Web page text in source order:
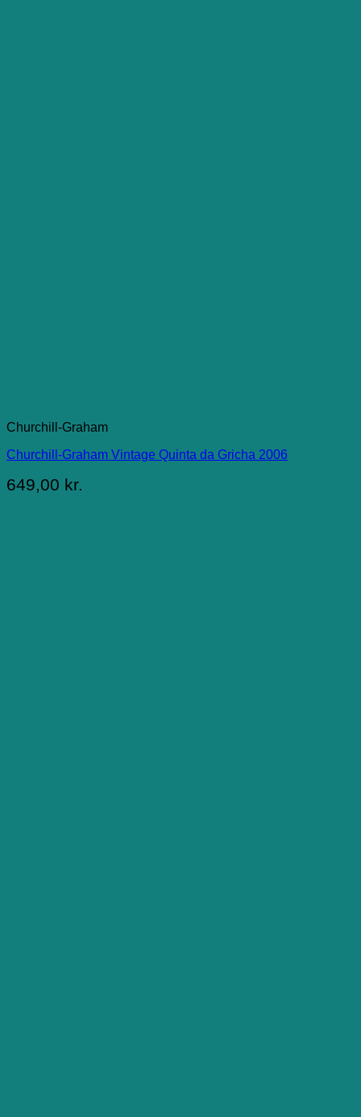
Churchill-Graham
Churchill-Graham Vintage Quinta da Gricha 2006
649,00 kr.